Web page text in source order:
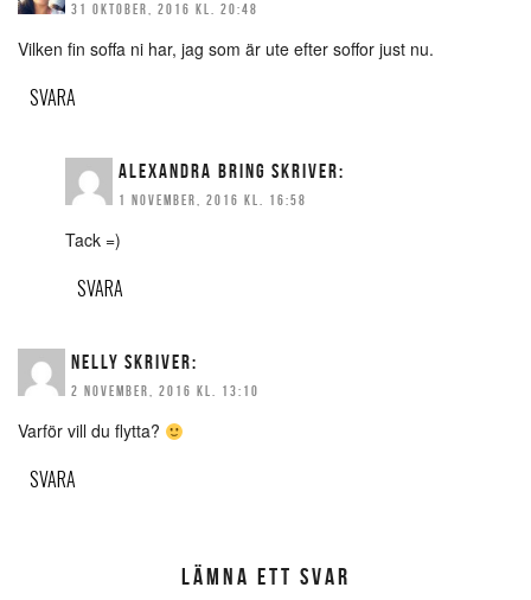
31 OKTOBER, 2016 KL. 20:48
Vilken fin soffa ni har, jag som är ute efter soffor just nu.
SVARA
ALEXANDRA BRING SKRIVER:
1 NOVEMBER, 2016 KL. 16:58
Tack =)
SVARA
NELLY SKRIVER:
2 NOVEMBER, 2016 KL. 13:10
Varför vill du flytta?
SVARA
LÄMNA ETT SVAR